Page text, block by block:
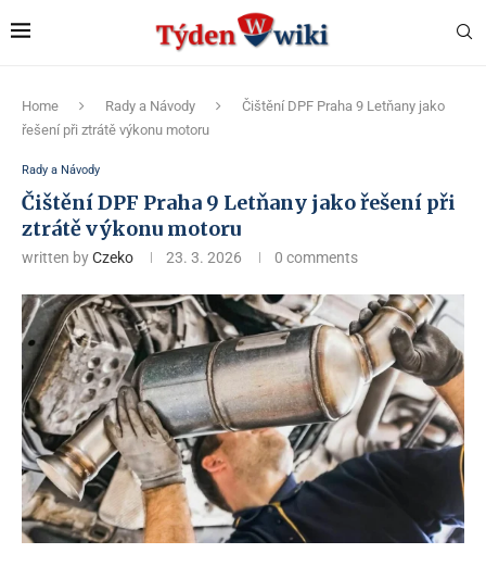
Home Rady a Návody
Čištění DPF Praha 9 Letňany jako
řešení při ztrátě výkonu motoru
Rady a Návody
Čištění DPF Praha 9 Letňany jako řešení při
ztrátě výkonu motoru
written byCzeko 23. 3. 2026 0 comments